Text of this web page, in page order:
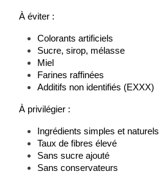
À éviter :
Colorants artificiels
Sucre, sirop, mélasse
Miel
Farines raffinées
Additifs non identifiés (EXXX)
À privilégier :
Ingrédients simples et naturels
Taux de fibres élevé
Sans sucre ajouté
Sans conservateurs